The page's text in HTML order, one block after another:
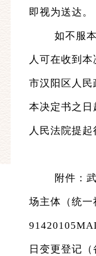
即视为送达。
如不服
人可在收到本
市汉阳区人民
本决定书之日
人民法院提起
附件 ：
场主体（统一
日变更登记（